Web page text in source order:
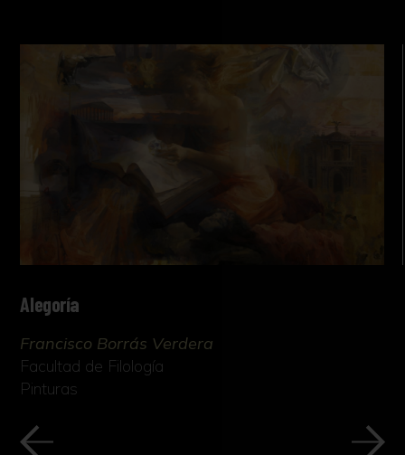
Alegoría
Francisco Borrás Verdera
Facultad de Filología
Pinturas